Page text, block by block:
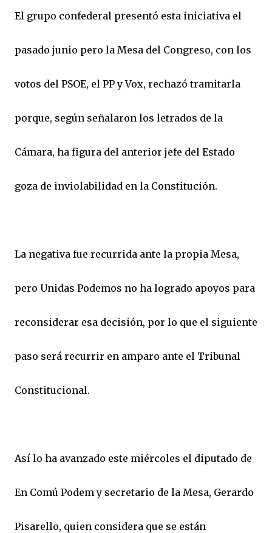
El grupo confederal presentó esta iniciativa el
pasado junio pero la Mesa del Congreso, con los
votos del PSOE, el PP y Vox, rechazó tramitarla
porque, según señalaron los letrados de la
Cámara, ha figura del anterior jefe del Estado
goza de inviolabilidad en la Constitución.
La negativa fue recurrida ante la propia Mesa,
pero Unidas Podemos no ha logrado apoyos para
reconsiderar esa decisión, por lo que el siguiente
paso será recurrir en amparo ante el Tribunal
Constitucional.
Así lo ha avanzado este miércoles el diputado de
En Comú Podem y secretario de la Mesa, Gerardo
Pisarello, quien considera que se están